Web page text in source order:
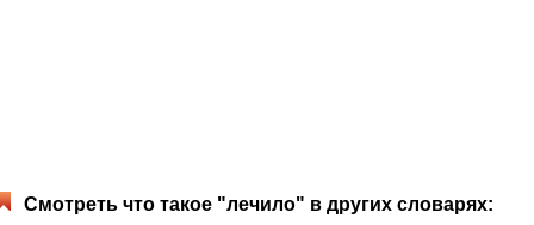
Смотреть что такое "лечило" в других словарях: